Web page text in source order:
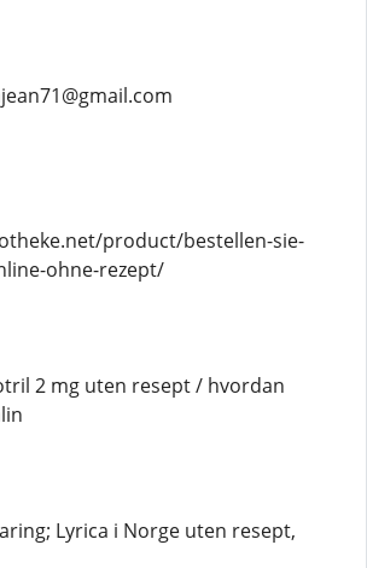
product/bestellen-sie-
ohne-rezept/
2 mg uten resept / hvordan
Lyrica i Norge uten resept,